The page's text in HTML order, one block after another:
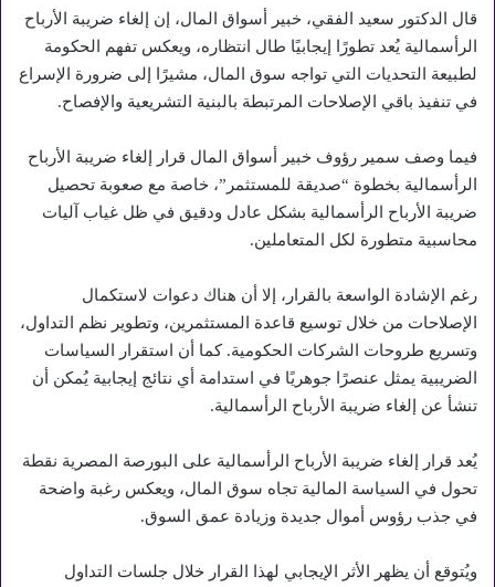
قال الدكتور سعيد الفقي، خبير أسواق المال، إن إلغاء ضريبة الأرباح
الرأسمالية يُعد تطورًا إيجابيًا طال انتظاره، ويعكس تفهم الحكومة
لطبيعة التحديات التي تواجه سوق المال، مشيرًا إلى ضرورة الإسراع
في تنفيذ باقي الإصلاحات المرتبطة بالبنية التشريعية والإفصاح.
فيما وصف سمير رؤوف خبير أسواق المال قرار إلغاء ضريبة الأرباح
الرأسمالية بخطوة “صديقة للمستثمر”، خاصة مع صعوبة تحصيل
ضريبة الأرباح الرأسمالية بشكل عادل ودقيق في ظل غياب آليات
محاسبية متطورة لكل المتعاملين.
رغم الإشادة الواسعة بالقرار، إلا أن هناك دعوات لاستكمال
الإصلاحات من خلال توسيع قاعدة المستثمرين، وتطوير نظم التداول،
وتسريع طروحات الشركات الحكومية. كما أن استقرار السياسات
الضريبية يمثل عنصرًا جوهريًا في استدامة أي نتائج إيجابية يُمكن أن
تنشأ عن إلغاء ضريبة الأرباح الرأسمالية.
يُعد قرار إلغاء ضريبة الأرباح الرأسمالية على البورصة المصرية نقطة
تحول في السياسة المالية تجاه سوق المال، ويعكس رغبة واضحة
في جذب رؤوس أموال جديدة وزيادة عمق السوق.
ويُتوقع أن يظهر الأثر الإيجابي لهذا القرار خلال جلسات التداول